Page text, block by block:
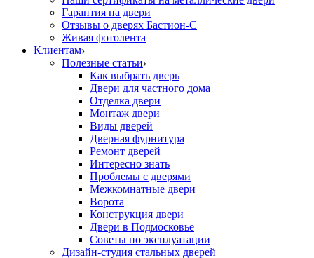
Гарантия на двери
Отзывы о дверях Бастион-С
Живая фотолента
Клиентам
Полезные статьи
Как выбрать дверь
Двери для частного дома
Отделка двери
Монтаж двери
Виды дверей
Дверная фурнитура
Ремонт дверей
Интересно знать
Проблемы с дверями
Межкомнатные двери
Ворота
Конструкция двери
Двери в Подмосковье
Cоветы по эксплуатации
Дизайн-студия стальных дверей